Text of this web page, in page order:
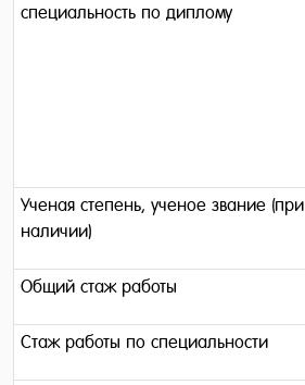
специальность по диплому
Ученая степень, ученое звание (при
наличии)
Общий стаж работы
Стаж работы по специальности